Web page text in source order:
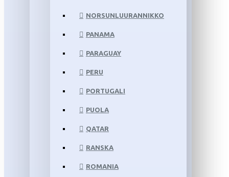
NORSUNLUURANNIKKO
PANAMA
PARAGUAY
PERU
PORTUGALI
PUOLA
QATAR
RANSKA
ROMANIA